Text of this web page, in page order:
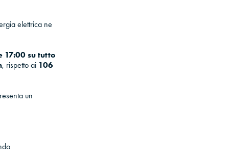
elettrica ne
17:00 su tutto
, rispetto ai 106
un